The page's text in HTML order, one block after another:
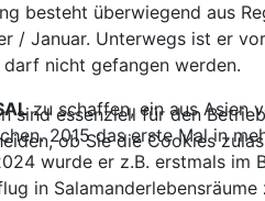
besteht überwiegend aus
/ Januar. Unterwegs ist er
nicht gefangen werden.
zu schaffen, ein aus Asien
2015 das erste Mal in
wurde er z.B. erstmals
in
sind essenziell für den
ob Sie die Cookies